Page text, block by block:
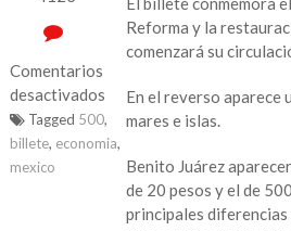
Comentarios
desactivados
en
El
Banco
Reforma y la
comenzará su
En el reverso aparece
mares e islas.
Benito Juárez
de 20 pesos y el de
principales diferencias
Tagged 500,
billete, economia,
mexico